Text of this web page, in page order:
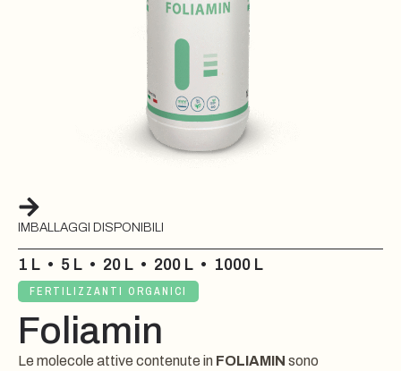
1 L • 5 L • 20 L • 200 L • 1000 L
IMBALLAGGI DISPONIBILI
FERTILIZZANTI ORGANICI
Foliamin
Le molecole attive contenute in FOLIAMIN sono